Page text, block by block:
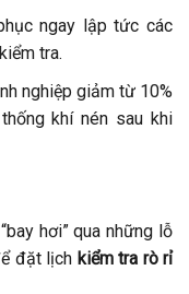
ngay lập tức các
tra.
nghiệp giảm từ 10%
khí nén sau khi
hơi” qua những lỗ
đặt lịch kiểm tra rò rỉ